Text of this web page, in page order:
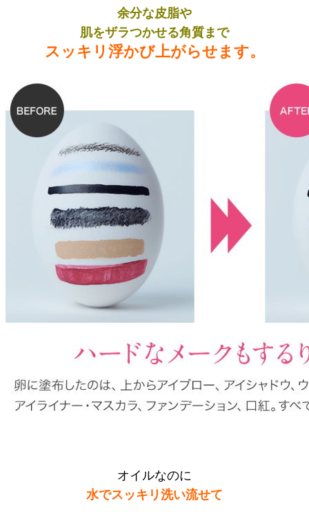
余分な皮脂や
肌をザラつかせる角質まで
スッキリ浮かび上がらせます。
オイルなのに
水でスッキリ洗い流せて